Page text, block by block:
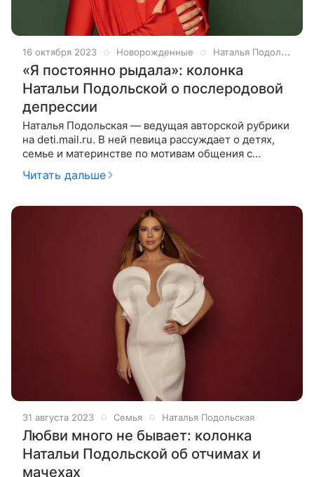
16 октября 2023 Новорожденные Наталья Подольская
«Я постоянно рыдала»: колонка
Натальи Подольской о послеродовой
депрессии
Наталья Подольская — ведущая авторской рубрики
на deti.mail.ru. В ней певица рассуждает о детях,
семье и материнстве по мотивам общения с
гостями своего YouTube-шоу «Ваша Наташа». На
этот раз гостьей студии стала
Читать дальше
31 августа 2023 Семья Наталья Подольская
Любви много не бывает: колонка
Натальи Подольской об отчимах и
мачехах